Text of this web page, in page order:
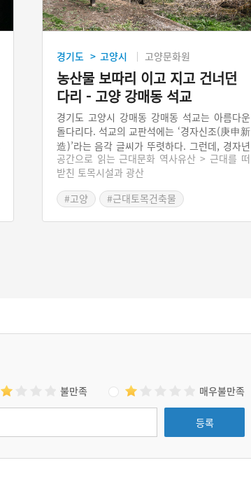
경기도 > 고양시 고양문화원
농산물 보따리 이고 지고 건너던
다리 - 고양 강매동 석교
경기도 고양시 강매동 강매동 석교는 아름다운
돌다리다. 석교의 교판석에는 ‘경자신조(庚申新
造)’라는 음각 글씨가 뚜렷하다. 그런데, 경자년
이 1920년인지, 1860년인지를 두고는 견해가
갈린다. 마을 주민들 사이에는 일제강점기인 19
20년 동네의 부자인 차 씨네가 돌다리를 놓았다
는 이야기가 전해지고 있으나, 일부 전문가는 교
공간으로 읽는 근대문화 역사유산 > 근대를 떠
받친 토목시설과 광산
#고양
#근대토목건축물
불만족 매우불만족
등록